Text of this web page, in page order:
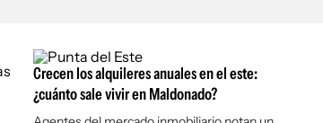
Publicaciones
Newsletters
Argentina
Crecen los alquileres anuales en el este:
¿cuánto sale vivir en Maldonado?